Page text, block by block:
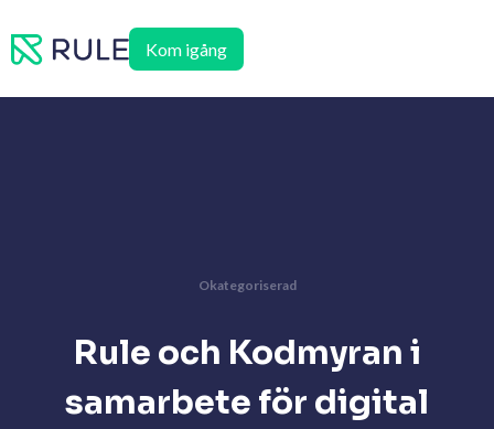
till
Kom igång
Okategoriserad
Rule och Kodmyran i
samarbete för digital